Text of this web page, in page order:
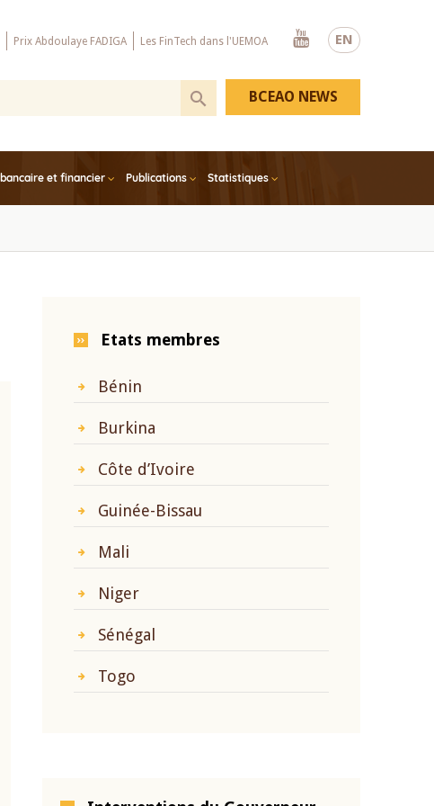
EN
Prix Abdoulaye FADIGA Les FinTech dans l'UEMOA
Youtube
et financier Publications Statistiques
BCEAO NEWS
Etats membres
Bénin
Burkina
Côte d’Ivoire
Guinée-Bissau
Mali
Niger
Sénégal
Togo